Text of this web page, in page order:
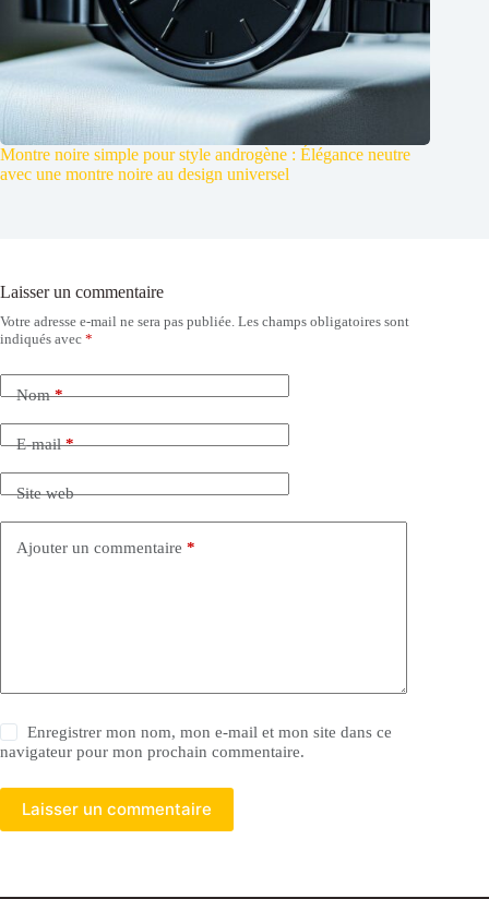
Montre noire simple pour style androgène : Élégance neutre
avec une montre noire au design universel
Laisser un commentaire
Votre adresse e-mail ne sera pas publiée. Les champs obligatoires sont
indiqués avec *
Nom*
E-mail*
Site web
Ajouter un commentaire *
Enregistrer mon nom, mon e-mail et mon site dans ce
navigateur pour mon prochain commentaire.
Laisser un commentaire